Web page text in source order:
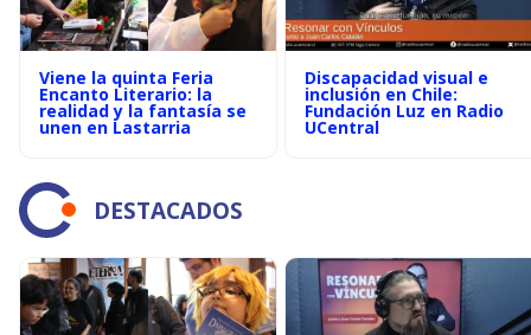
Viene la quinta Feria
Encanto Literario: la
realidad y la fantasía se
unen en Lastarria
Discapacidad visual e
inclusión en Chile:
Fundación Luz en Radio
UCentral
DESTACADOS